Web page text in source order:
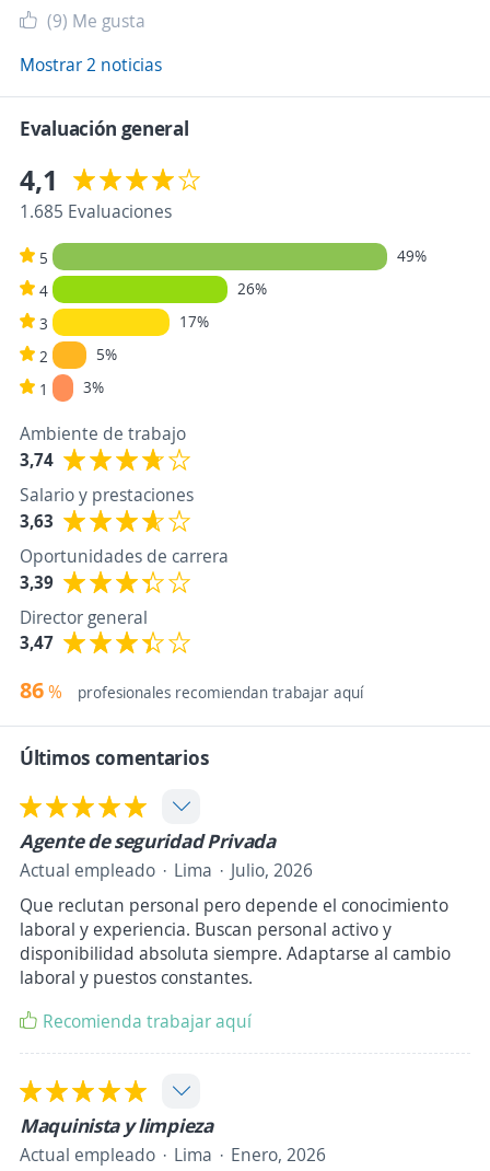
(9) Me gusta
Mostrar 2 noticias
Evaluación general
4,1
1.685 Evaluaciones
5
49%
4
26%
3
17%
2
5%
1
3%
Ambiente de trabajo
3,74
Salario y prestaciones
3,63
Oportunidades de carrera
3,39
Director general
3,47
86% profesionales recomiendan trabajar aquí
Últimos comentarios
Agente de seguridad Privada
Actual empleado Lima
Julio, 2026
Que reclutan personal pero depende el conocimiento
laboral y experiencia. Buscan personal activo y
disponibilidad absoluta siempre. Adaptarse al cambio
laboral y puestos constantes.
Recomienda trabajar aquí
Maquinista y limpieza
Actual empleado Lima Enero, 2026